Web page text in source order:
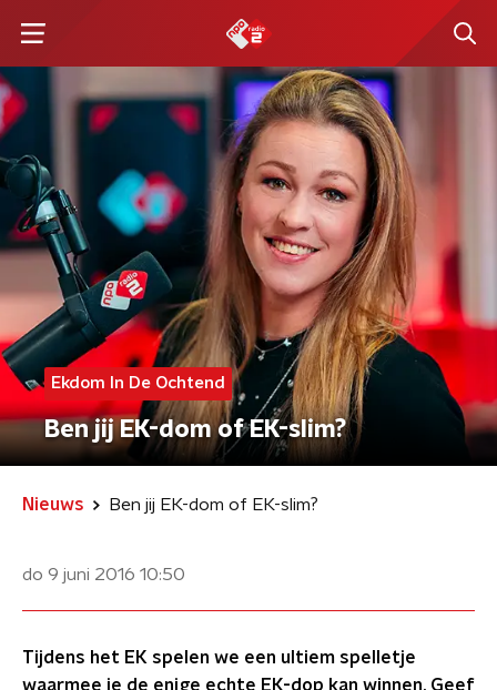
Ekdom In De Ochtend
Ben jij EK-dom of EK-slim?
Nieuws Ben jij EK-dom of EK-slim?
do 9 juni 2016 10:50
Tijdens het EK spelen we een ultiem spelletje
waarmee je de enige echte EK-dop kan winnen. Geef